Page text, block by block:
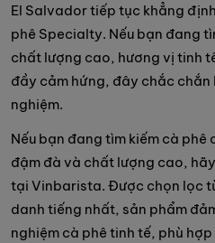
El Salvador tiếp tục khẳng
phê Specialty. Nếu bạn đang
chất lượng cao, hương vị tinh
đầy cảm hứng, đây chắc
nghiệm.
Nếu bạn đang tìm kiếm cà phê
đậm đà và chất lượng cao,
tại Vinbarista. Được chọn lọc
danh tiếng nhất, sản phẩm
nghiệm cà phê tinh tế, phù